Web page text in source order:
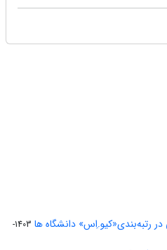
رتبه‌بندی«کیو.اِس» دانشگاه ها
1403-